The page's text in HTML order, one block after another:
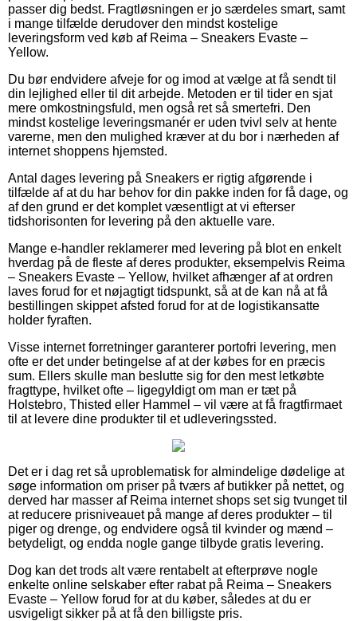
passer dig bedst. Fragtløsningen er jo særdeles smart, samt
i mange tilfælde derudover den mindst kostelige
leveringsform ved køb af Reima – Sneakers Evaste –
Yellow.
Du bør endvidere afveje for og imod at vælge at få sendt til
din lejlighed eller til dit arbejde. Metoden er til tider en sjat
mere omkostningsfuld, men også ret så smertefri. Den
mindst kostelige leveringsmanér er uden tvivl selv at hente
varerne, men den mulighed kræver at du bor i nærheden af
internet shoppens hjemsted.
Antal dages levering på Sneakers er rigtig afgørende i
tilfælde af at du har behov for din pakke inden for få dage, og
af den grund er det komplet væsentligt at vi efterser
tidshorisonten for levering på den aktuelle vare.
Mange e-handler reklamerer med levering på blot en enkelt
hverdag på de fleste af deres produkter, eksempelvis Reima
– Sneakers Evaste – Yellow, hvilket afhænger af at ordren
laves forud for et nøjagtigt tidspunkt, så at de kan nå at få
bestillingen skippet afsted forud for at de logistikansatte
holder fyraften.
Visse internet forretninger garanterer portofri levering, men
ofte er det under betingelse af at der købes for en præcis
sum. Ellers skulle man beslutte sig for den mest letkøbte
fragttype, hvilket ofte – ligegyldigt om man er tæt på
Holstebro, Thisted eller Hammel – vil være at få fragtfirmaet
til at levere dine produkter til et udleveringssted.
Det er i dag ret så uproblematisk for almindelige dødelige at
søge information om priser på tværs af butikker på nettet, og
derved har masser af Reima internet shops set sig tvunget til
at reducere prisniveauet på mange af deres produkter – til
piger og drenge, og endvidere også til kvinder og mænd –
betydeligt, og endda nogle gange tilbyde gratis levering.
Dog kan det trods alt være rentabelt at efterprøve nogle
enkelte online selskaber efter rabat på Reima – Sneakers
Evaste – Yellow forud for at du køber, således at du er
usvigeligt sikker på at få den billigste pris.